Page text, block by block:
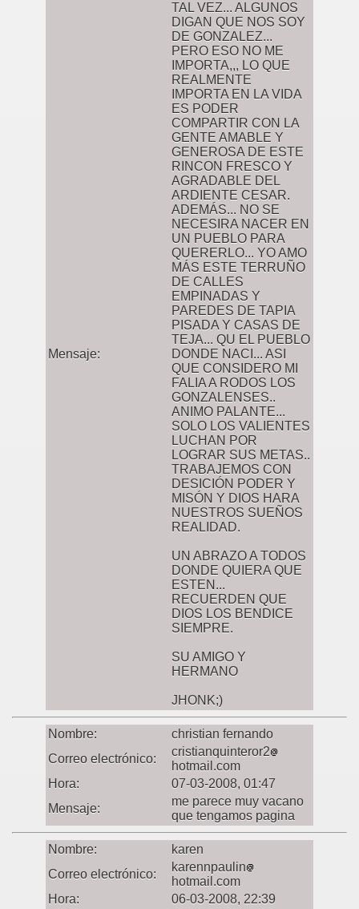
Mensaje:
TAL VEZ... ALGUNOS
DIGAN QUE NOS SOY
DE GONZALEZ...
PERO ESO NO ME
IMPORTA,,, LO QUE
REALMENTE
IMPORTA EN LA VIDA
ES PODER
COMPARTIR CON LA
GENTE AMABLE Y
GENEROSA DE ESTE
RINCON FRESCO Y
AGRADABLE DEL
ARDIENTE CESAR.
ADEMÁS... NO SE
NECESIRA NACER EN
UN PUEBLO PARA
QUERERLO... YO AMO
MÁS ESTE TERRUÑO
DE CALLES
EMPINADAS Y
PAREDES DE TAPIA
PISADA Y CASAS DE
TEJA... QU EL PUEBLO
DONDE NACI... ASI
QUE CONSIDERO MI
FALIA A RODOS LOS
GONZALENSES..
ANIMO PALANTE...
SOLO LOS VALIENTES
LUCHAN POR
LOGRAR SUS METAS..
TRABAJEMOS CON
DESICIÓN PODER Y
MISÓN Y DIOS HARA
NUESTROS SUEÑOS
REALIDAD.
UN ABRAZO A TODOS
DONDE QUIERA QUE
ESTEN...
RECUERDEN QUE
DIOS LOS BENDICE
SIEMPRE.
SU AMIGO Y
HERMANO
JHONK;)
Nombre:
christian fernando
Correo electrónico:
cristianquinteror2
hotmail.com
Hora:
07-03-2008, 01:47
Mensaje:
me parece muy vacano
que tengamos pagina
Nombre:
karen
Correo electrónico:
karennpaulin
hotmail.com
Hora:
06-03-2008, 22:39